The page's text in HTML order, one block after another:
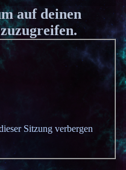
auf deinen
Sitzung verbergen